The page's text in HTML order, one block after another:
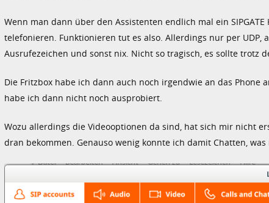
Wenn man dann über den Assistenten endlich mal ein
telefonieren. Funktionieren tut es also. Allerdings nur per
Ausrufezeichen und sonst nix. Nicht so tragisch, es sollte trotz
Die Fritzbox habe ich dann auch noch irgendwie an das
habe ich dann nicht noch ausprobiert.
Wozu allerdings die Videooptionen da sind, hat sich mir nicht
dran bekommen. Genauso wenig konnte ich damit Chatten,